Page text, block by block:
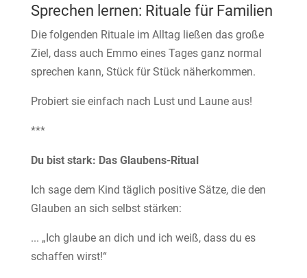
Sprechen lernen: Rituale für Familien
Die folgenden Rituale im Alltag ließen das große
Ziel, dass auch Emmo eines Tages ganz normal
sprechen kann, Stück für Stück näherkommen.
Probiert sie einfach nach Lust und Laune aus!
***
Du bist stark: Das Glaubens-Ritual
Ich sage dem Kind täglich positive Sätze, die den
Glauben an sich selbst stärken:
... „Ich glaube an dich und ich weiß, dass du es
schaffen wirst!“